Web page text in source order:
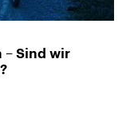
– Sind wir